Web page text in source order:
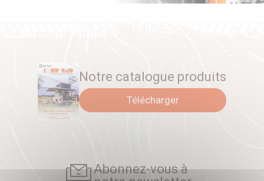
Notre catalogue produits
Télécharger
Abonnez-vous à